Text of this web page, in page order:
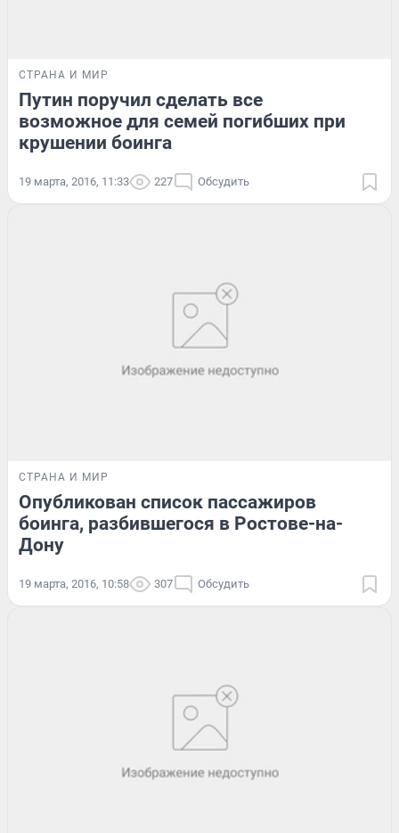
СТРАНА И МИР
Путин поручил сделать все
возможное для семей погибших при
крушении боинга
19 марта, 2016, 11:33 227 Обсудить
СТРАНА И МИР
Опубликован список пассажиров
боинга, разбившегося в Ростове-на-
Дону
19 марта, 2016, 10:58 307 Обсудить